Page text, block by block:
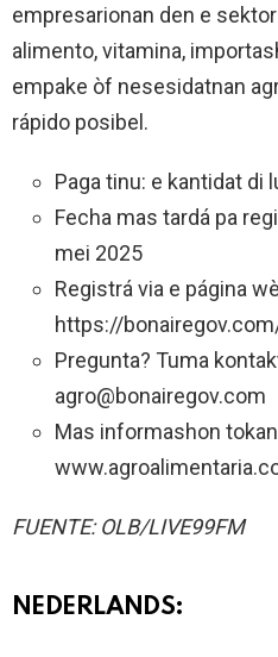
empresarionan den e
alimento, vitamina,
empake òf nesesidatnan
rápido posibel.
Paga tinu: e kantidat di
Fecha mas tardá pa
mei 2025
Registrá via e página
https://
Pregunta? Tuma
agro@bonairegov.com
Mas informashon
FUENTE: OLB/LIVE99FM
NEDERLANDS: